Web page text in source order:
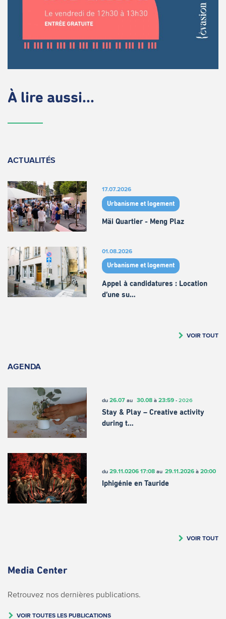
À lire aussi...
ACTUALITÉS
17.07.2026
Urbanisme et logement
Mäi Quartier - Meng Plaz
01.08.2026
Urbanisme et logement
Appel à candidatures : Location
d’une su…
VOIR TOUT
AGENDA
du 26.07au 30.08à 23:59- 2026
Stay & Play – Creative activity
during t…
du 29.11.0206 17:08au 29.11.2026à 20:00
Iphigénie en Tauride
VOIR TOUT
Media Center
Retrouvez nos dernières publications.
VOIR TOUTES LES PUBLICATIONS